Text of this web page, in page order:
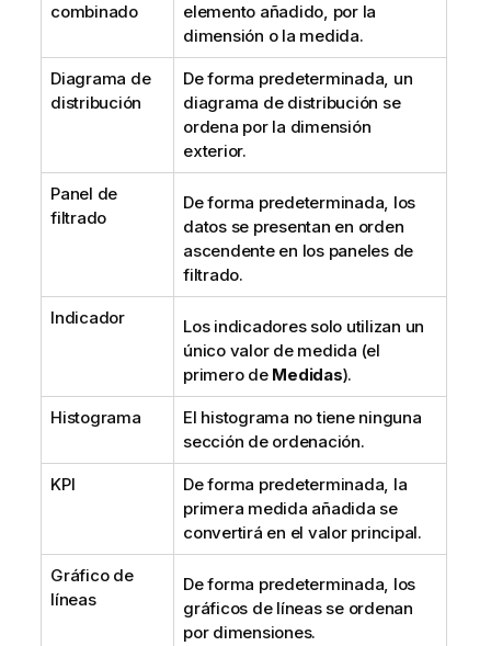
combinado
elemento añadido, por la
dimensión o la medida.
Diagrama de
distribución
De forma predeterminada, un
diagrama de distribución se
ordena por la dimensión
exterior.
Panel de
filtrado
De forma predeterminada, los
datos se presentan en orden
ascendente en los paneles de
filtrado.
Indicador
Los indicadores solo utilizan un
único valor de medida (el
primero de Medidas).
Histograma
El histograma no tiene ninguna
sección de ordenación.
KPI
De forma predeterminada, la
primera medida añadida se
convertirá en el valor principal.
Gráfico de
líneas
De forma predeterminada, los
gráficos de líneas se ordenan
por dimensiones.